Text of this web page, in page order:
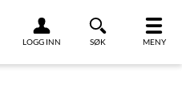
LOGG INN SØK MENY